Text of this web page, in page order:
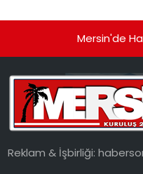
Mersin'de
Reklam & İşbirliği: